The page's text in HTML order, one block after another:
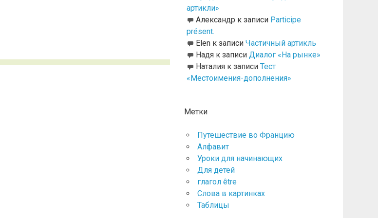
артикли»
Александр к записи Participe
présent.
Elen к записиЧастичный артикль
Надя к записиДиалог «На рынке»
Наталия к записиТест
«Местоимения-дополнения»
Метки
Путешествие во Францию
Алфавит
Уроки для начинающих
Для детей
глагол être
Слова в картинках
Таблицы